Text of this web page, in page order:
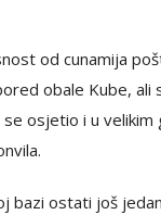
od cunamija
obale Kube, ali
osjetio i u
bazi ostati još